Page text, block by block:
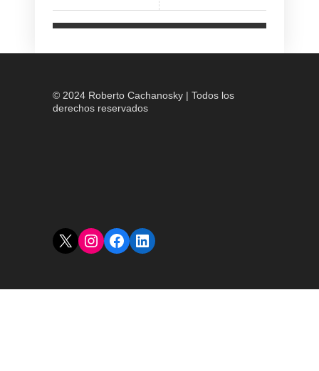
© 2024 Roberto Cachanosky | Todos los
derechos reservados
X Instagram
Facebook
LinkedIn